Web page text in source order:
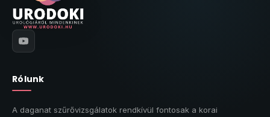
Rólunk
A daganat szűrővizsgálatok rendkívül fontosak a korai